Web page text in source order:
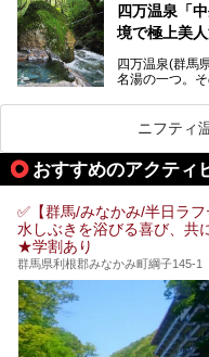
「四万やまぐ
り入浴も可能
肌湯をはじめ
四万温泉「
境で極上美人
四万温泉(群馬
名湯の一つ。
観光客で賑わ
「中生館」は
質の良さ(特に
的存在です。
事・客室・共
ニフティ
おすすめのアクティ
✅【群馬/みなかみ/半日ラ
水しぶきを浴びる喜び、共
★学割あり
群馬県利根郡みなかみ町綱子145-1